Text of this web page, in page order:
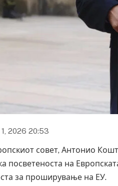
1, 2026 20:53
совет, Антонио
посветеноста на
за проширување на ЕУ.